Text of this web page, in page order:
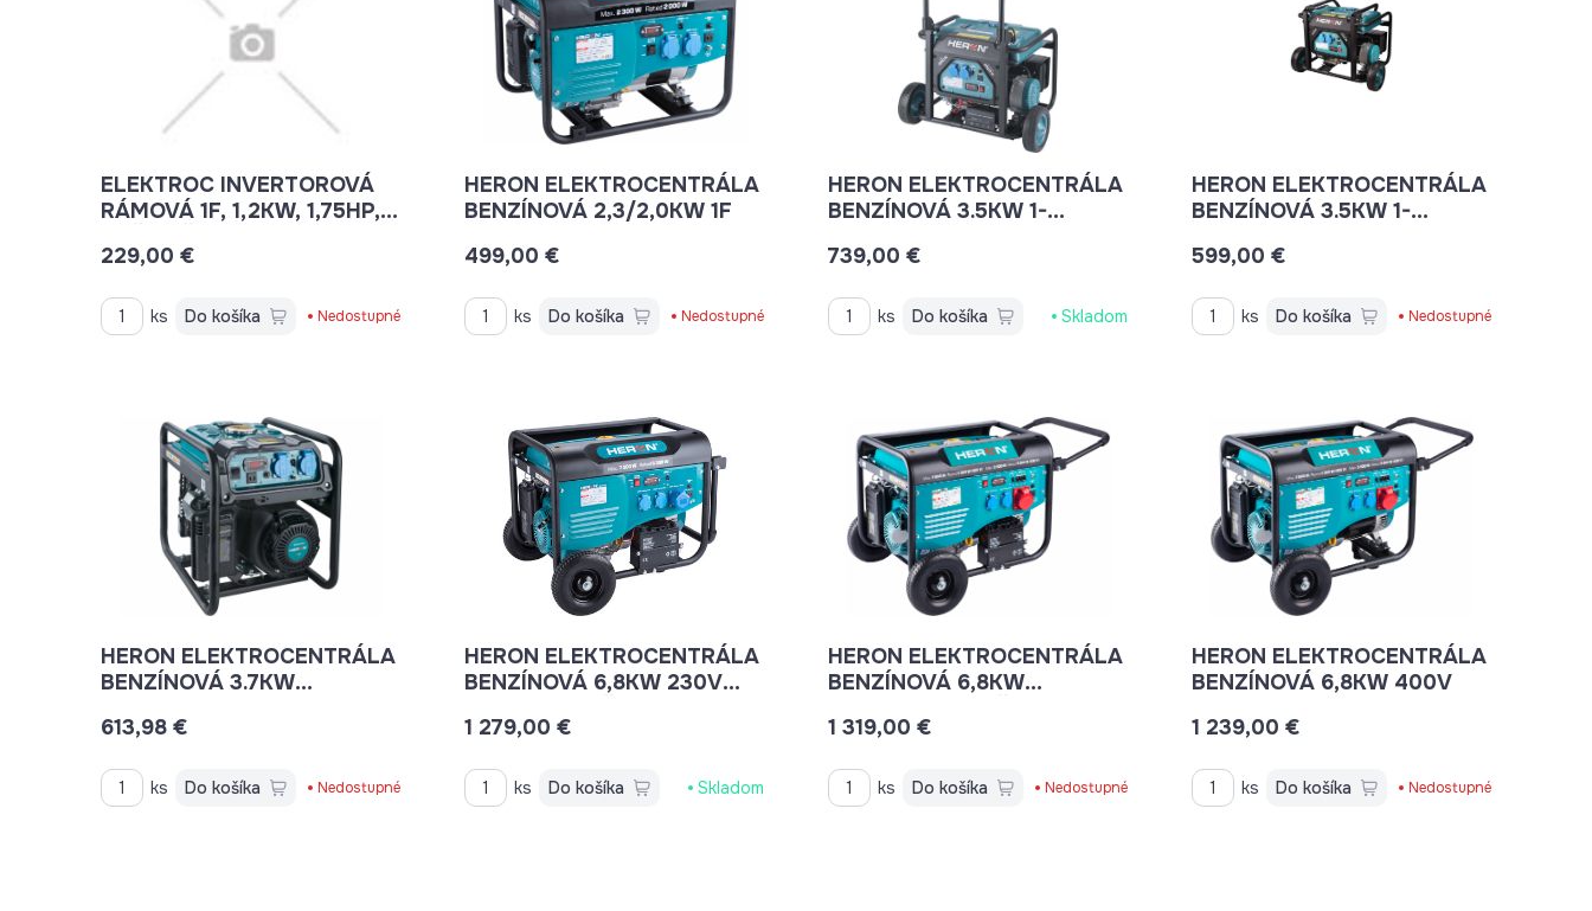
ELEKTROC INVERTOROVÁ
RÁMOVÁ 1F, 1,2KW, 1,75HP,
PREMIUM
229,00 €
ks Do košíka Nedostupné
HERON ELEKTROCENTRÁLA
BENZÍNOVÁ 2,3/2,0KW 1F
499,00 €
ks Do košíka Nedostupné
HERON ELEKTROCENTRÁLA
BENZÍNOVÁ 3.5KW 1-
ŠTART
739,00 €
ks Do košíka Skladom
HERON ELEKTROCENTRÁLA
BENZÍNOVÁ 3.5KW 1-
599,00 €
ks Do košíka Nedostupné
HERON ELEKTROCENTRÁLA
BENZÍNOVÁ 3.7KW
EL. ŠTART 8896230
613,98 €
ks Do košíka Nedostupné
HERON ELEKTROCENTRÁLA
BENZÍNOVÁ 6,8KW 230V
1 279,00 €
ks Do košíka Skladom
HERON ELEKTROCENTRÁLA
BENZÍNOVÁ 6,8KW
8896420
1 319,00 €
ks Do košíka Nedostupné
HERON ELEKTROCENTRÁLA
BENZÍNOVÁ 6,8KW 400V
1 239,00 €
ks Do košíka Nedostupné